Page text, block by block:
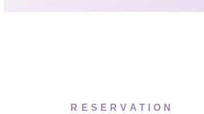
RESERVATION